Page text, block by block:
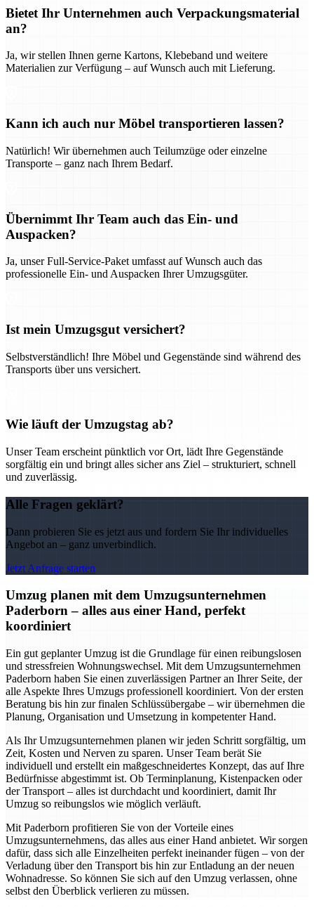
Bietet Ihr Unternehmen auch Verpackungsmaterial
an?
Ja, wir stellen Ihnen gerne Kartons, Klebeband und weitere
Materialien zur Verfügung – auf Wunsch auch mit Lieferung.
Kann ich auch nur Möbel transportieren lassen?
Natürlich! Wir übernehmen auch Teilumzüge oder einzelne
Transporte – ganz nach Ihrem Bedarf.
Übernimmt Ihr Team auch das Ein- und
Auspacken?
Ja, unser Full-Service-Paket umfasst auf Wunsch auch das
professionelle Ein- und Auspacken Ihrer Umzugsgüter.
Ist mein Umzugsgut versichert?
Selbstverständlich! Ihre Möbel und Gegenstände sind während des
Transports über uns versichert.
Wie läuft der Umzugstag ab?
Unser Team erscheint pünktlich vor Ort, lädt Ihre Gegenstände
sorgfältig ein und bringt alles sicher ans Ziel – strukturiert, schnell
und zuverlässig.
Alle Fragen geklärt?
Dann probieren Sie es jetzt aus und fordern Sie Ihr individuelles
Angebot an – ganz unverbindlich.
Jetzt Anfrage starten
Umzug planen mit dem Umzugsunternehmen
Paderborn – alles aus einer Hand, perfekt
koordiniert
Ein gut geplanter Umzug ist die Grundlage für einen reibungslosen
und stressfreien Wohnungswechsel. Mit dem Umzugsunternehmen
Paderborn haben Sie einen zuverlässigen Partner an Ihrer Seite, der
alle Aspekte Ihres Umzugs professionell koordiniert. Von der ersten
Beratung bis hin zur finalen Schlüssübergabe – wir übernehmen die
Planung, Organisation und Umsetzung in kompetenter Hand.
Als Ihr Umzugsunternehmen planen wir jeden Schritt sorgfältig, um
Zeit, Kosten und Nerven zu sparen. Unser Team berät Sie
individuell und erstellt ein maßgeschneidertes Konzept, das auf Ihre
Bedürfnisse abgestimmt ist. Ob Terminplanung, Kistenpacken oder
der Transport – alles ist durchdacht und koordiniert, damit Ihr
Umzug so reibungslos wie möglich verläuft.
Mit Paderborn profitieren Sie von der Vorteile eines
Umzugsunternehmens, das alles aus einer Hand anbietet. Wir sorgen
dafür, dass sich alle Einzelheiten perfekt ineinander fügen – von der
Verladung über den Transport bis hin zur Entladung an der neuen
Wohnadresse. So können Sie sich auf den Umzug verlassen, ohne
selbst den Überblick verlieren zu müssen.